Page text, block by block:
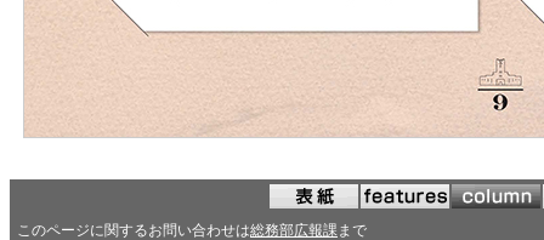
このページに関するお問い合わせは総務部広報課まで